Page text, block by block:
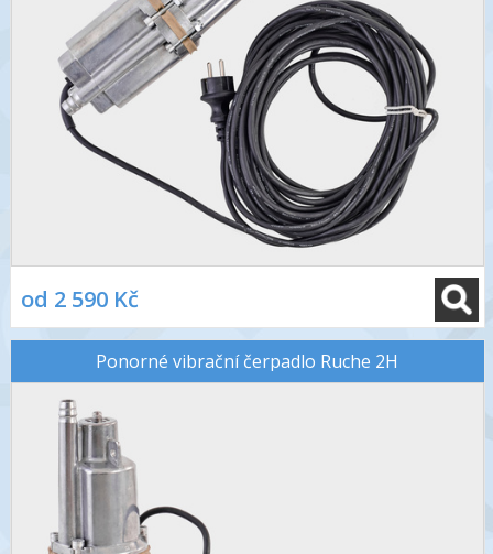
od 2 590 Kč
Ponorné vibrační čerpadlo Ruche 2H